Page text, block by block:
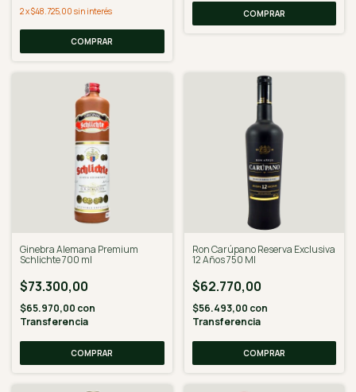
2x$48.725,00 sin interés
Ginebra Alemana Premium
Schlichte 700 ml
$73.300,00
$65.970,00 con
Transferencia
Ron Carúpano Reserva Exclusiva
12 Años 750 Ml
$62.770,00
$56.493,00 con
Transferencia